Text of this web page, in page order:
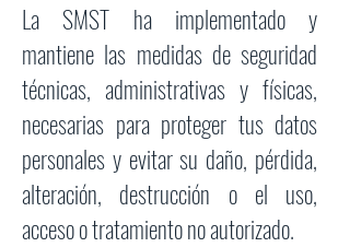
La SMST ha implementado y
mantiene las medidas de seguridad
técnicas, administrativas y físicas,
necesarias para proteger tus datos
personales y evitar su daño, pérdida,
alteración, destrucción o el uso,
acceso o tratamiento no autorizado.